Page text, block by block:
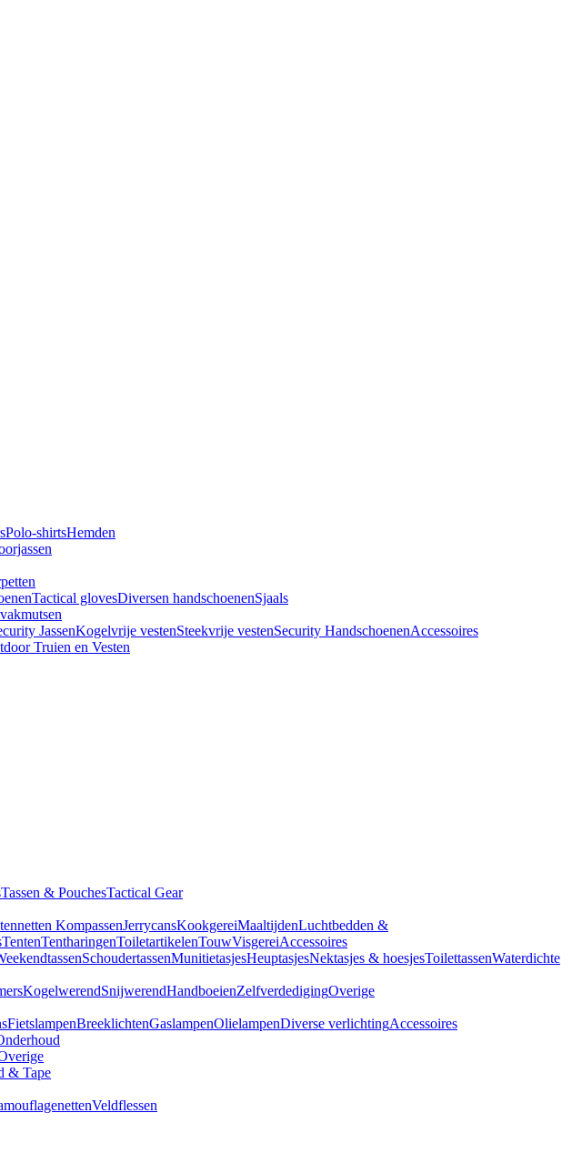
Polo-shirtsHemden
Tactical glovesDiversen handschoenenSjaals
JassenKogelvrije vestenSteekvrije vestenSecurity HandschoenenAccessoires
Truien en Vesten
Tassen & PouchesTactical Gear
KompassenJerrycansKookgereiMaaltijdenLuchtbedden &
TentenTentharingenToiletartikelenTouwVisgereiAccessoires
SchoudertassenMunitietasjesHeuptasjesNektasjes & hoesjesToilettassenWaterdichte
KogelwerendSnijwerendHandboeienZelfverdedigingOverige
FietslampenBreeklichtenGaslampenOlielampenDiverse verlichtingAccessoires
& Tape
Veldflessen